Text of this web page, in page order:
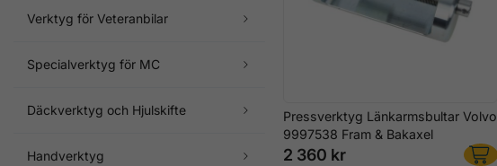
Verktyg för Veteranbilar
Specialverktyg för MC
Däckverktyg och Hjulskifte
Handverktyg
Pressverktyg Länkarmsbultar Volvo
9997538 Fram & Bakaxel
2 360 kr